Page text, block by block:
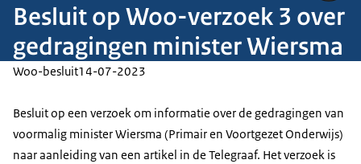
Besluit op Woo-verzoek 3 over
gedragingen minister Wiersma
Woo-besluit14-07-2023
Besluit op een verzoek om informatie over de gedragingen van
voormalig minister Wiersma (Primair en Voortgezet Onderwijs)
naar aanleiding van een artikel in de Telegraaf. Het verzoek is